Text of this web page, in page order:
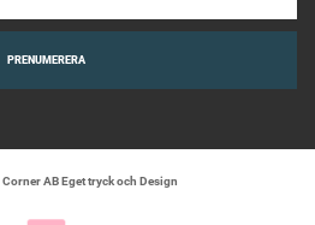
PRENUMERERA
AB Eget tryck och Design